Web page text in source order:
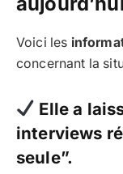
Voici les
concernant la
Elle a
interviews
seule”.